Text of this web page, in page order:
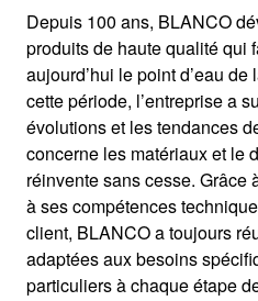
BLANCO
Le point d’eau en
Depuis 100 ans, BLANCO
produits de haute qualité qui
aujourd’hui le point d’eau
cette période, l’entreprise a
évolutions et les tendances
concerne les matériaux et le
réinvente sans cesse. Grâce
à ses compétences
client, BLANCO a toujours
adaptées aux besoins
particuliers à chaque étape